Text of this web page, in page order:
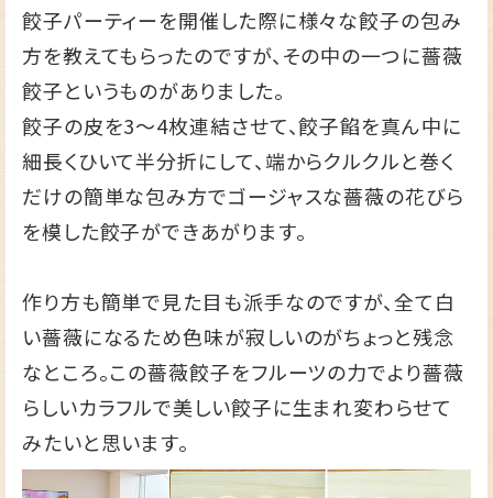
餃子パーティーを開催した際に様々な餃子の包み
方を教えてもらったのですが、その中の一つに薔薇
餃子というものがありました。
餃子の皮を3～4枚連結させて、餃子餡を真ん中に
細長くひいて半分折にして、端からクルクルと巻く
だけの簡単な包み方でゴージャスな薔薇の花びら
を模した餃子ができあがります。
作り方も簡単で見た目も派手なのですが、全て白
い薔薇になるため色味が寂しいのがちょっと残念
なところ。この薔薇餃子をフルーツの力でより薔薇
らしいカラフルで美しい餃子に生まれ変わらせて
みたいと思います。